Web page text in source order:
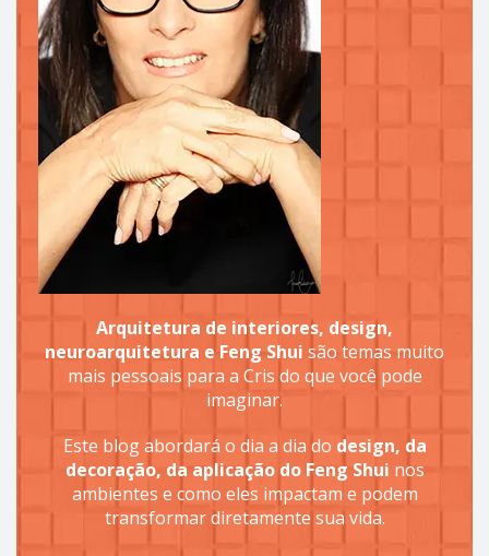
Arquitetura de interiores, design,
neuroarquitetura e Feng Shui são temas muito
mais pessoais para a Cris do que você pode
imaginar.
Este blog abordará o dia a dia do design, da
decoração, da aplicação do Feng Shui nos
ambientes e como eles impactam e podem
transformar diretamente sua vida.